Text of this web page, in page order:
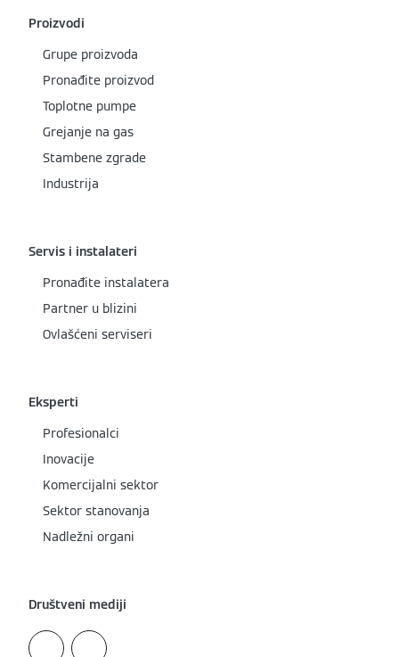
Proizvodi
Grupe proizvoda
Pronađite proizvod
Toplotne pumpe
Grejanje na gas
Stambene zgrade
Industrija
Servis i instalateri
Pronađite instalatera
Partner u blizini
Ovlašćeni serviseri
Eksperti
Profesionalci
Inovacije
Komercijalni sektor
Sektor stanovanja
Nadležni organi
Društveni mediji